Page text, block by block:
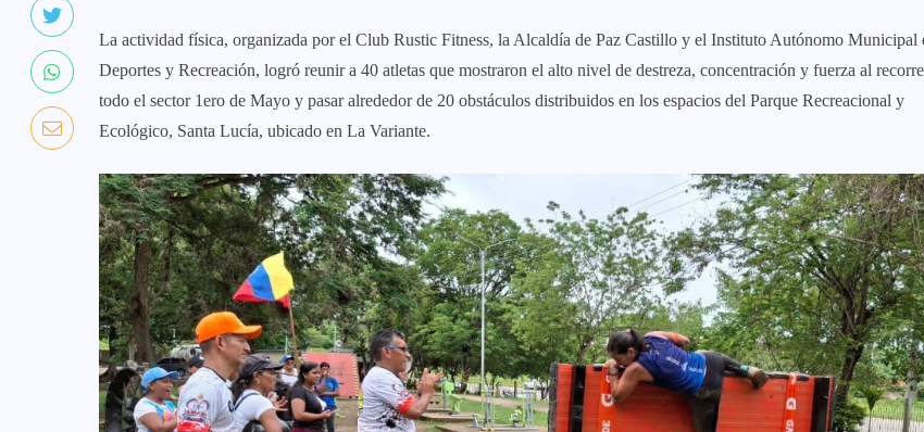
La actividad física, organizada por el Club Rustic Fitness, la Alcaldía de Paz Castillo y el Instituto Autónomo Municipal
Deportes y Recreación, logró reunir a 40 atletas que mostraron el alto nivel de destreza, concentración y fuerza al
todo el sector 1ero de Mayo y pasar alrededor de 20 obstáculos distribuidos en los espacios del Parque Recreacional y
Ecológico, Santa Lucía, ubicado en La Variante.